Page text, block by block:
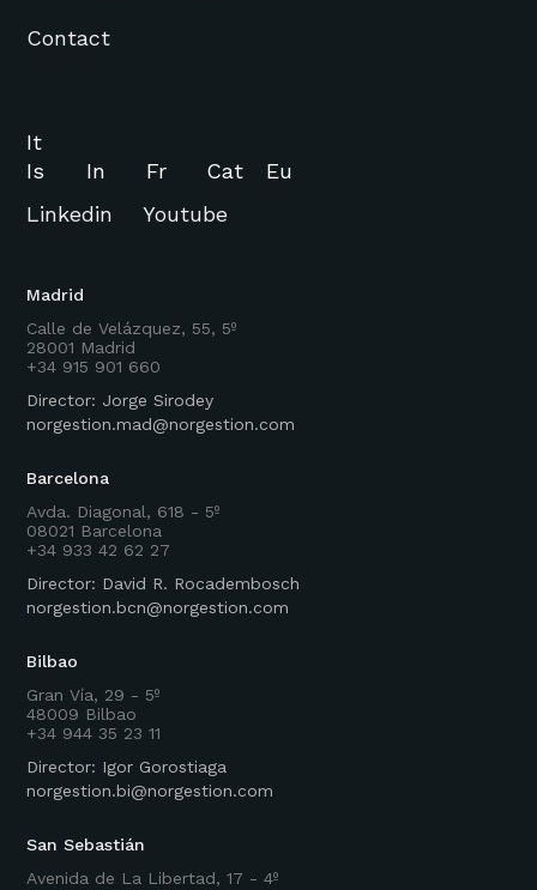
Contact
Madrid
Calle de Velázquez, 55, 5º
28001 Madrid
+34 915 901 660
Director: Jorge Sirodey
norgestion.mad@norgestion.com
Barcelona
Avda. Diagonal, 618 - 5º
08021 Barcelona
+34 933 42 62 27
Director: David R. Rocadembosch
norgestion.bcn@norgestion.com
Bilbao
Gran Vía, 29 - 5º
48009 Bilbao
+34 944 35 23 11
Director: Igor Gorostiaga
norgestion.bi@norgestion.com
San Sebastián
Avenida de La Libertad, 17 - 4º
It
Is
In Fr Cat
Eu
Linkedin
Youtube